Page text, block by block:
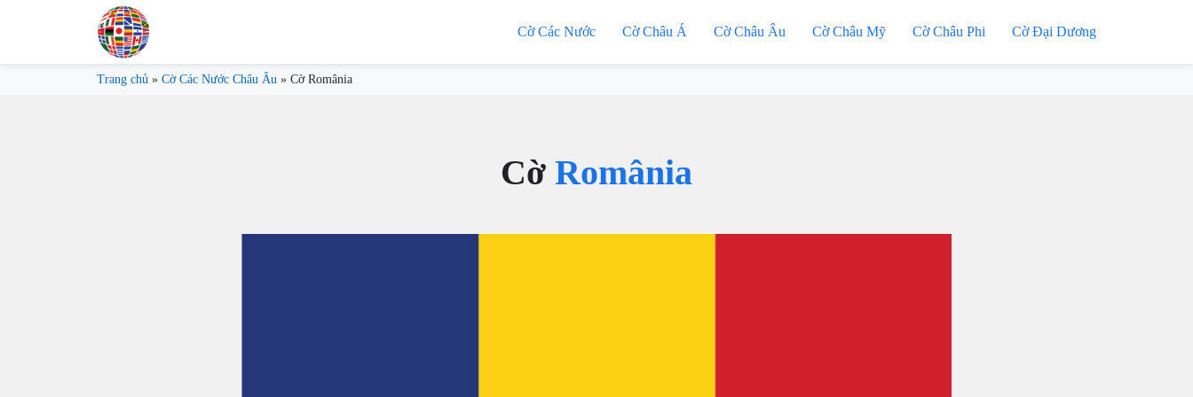
Cờ Các Nước Cờ Châu Á Cờ Châu Âu Cờ Châu Mỹ Cờ Châu Phi Cờ Đại Dương
Trang chủ » Cờ Các Nước Châu Âu » Cờ România
Cờ România